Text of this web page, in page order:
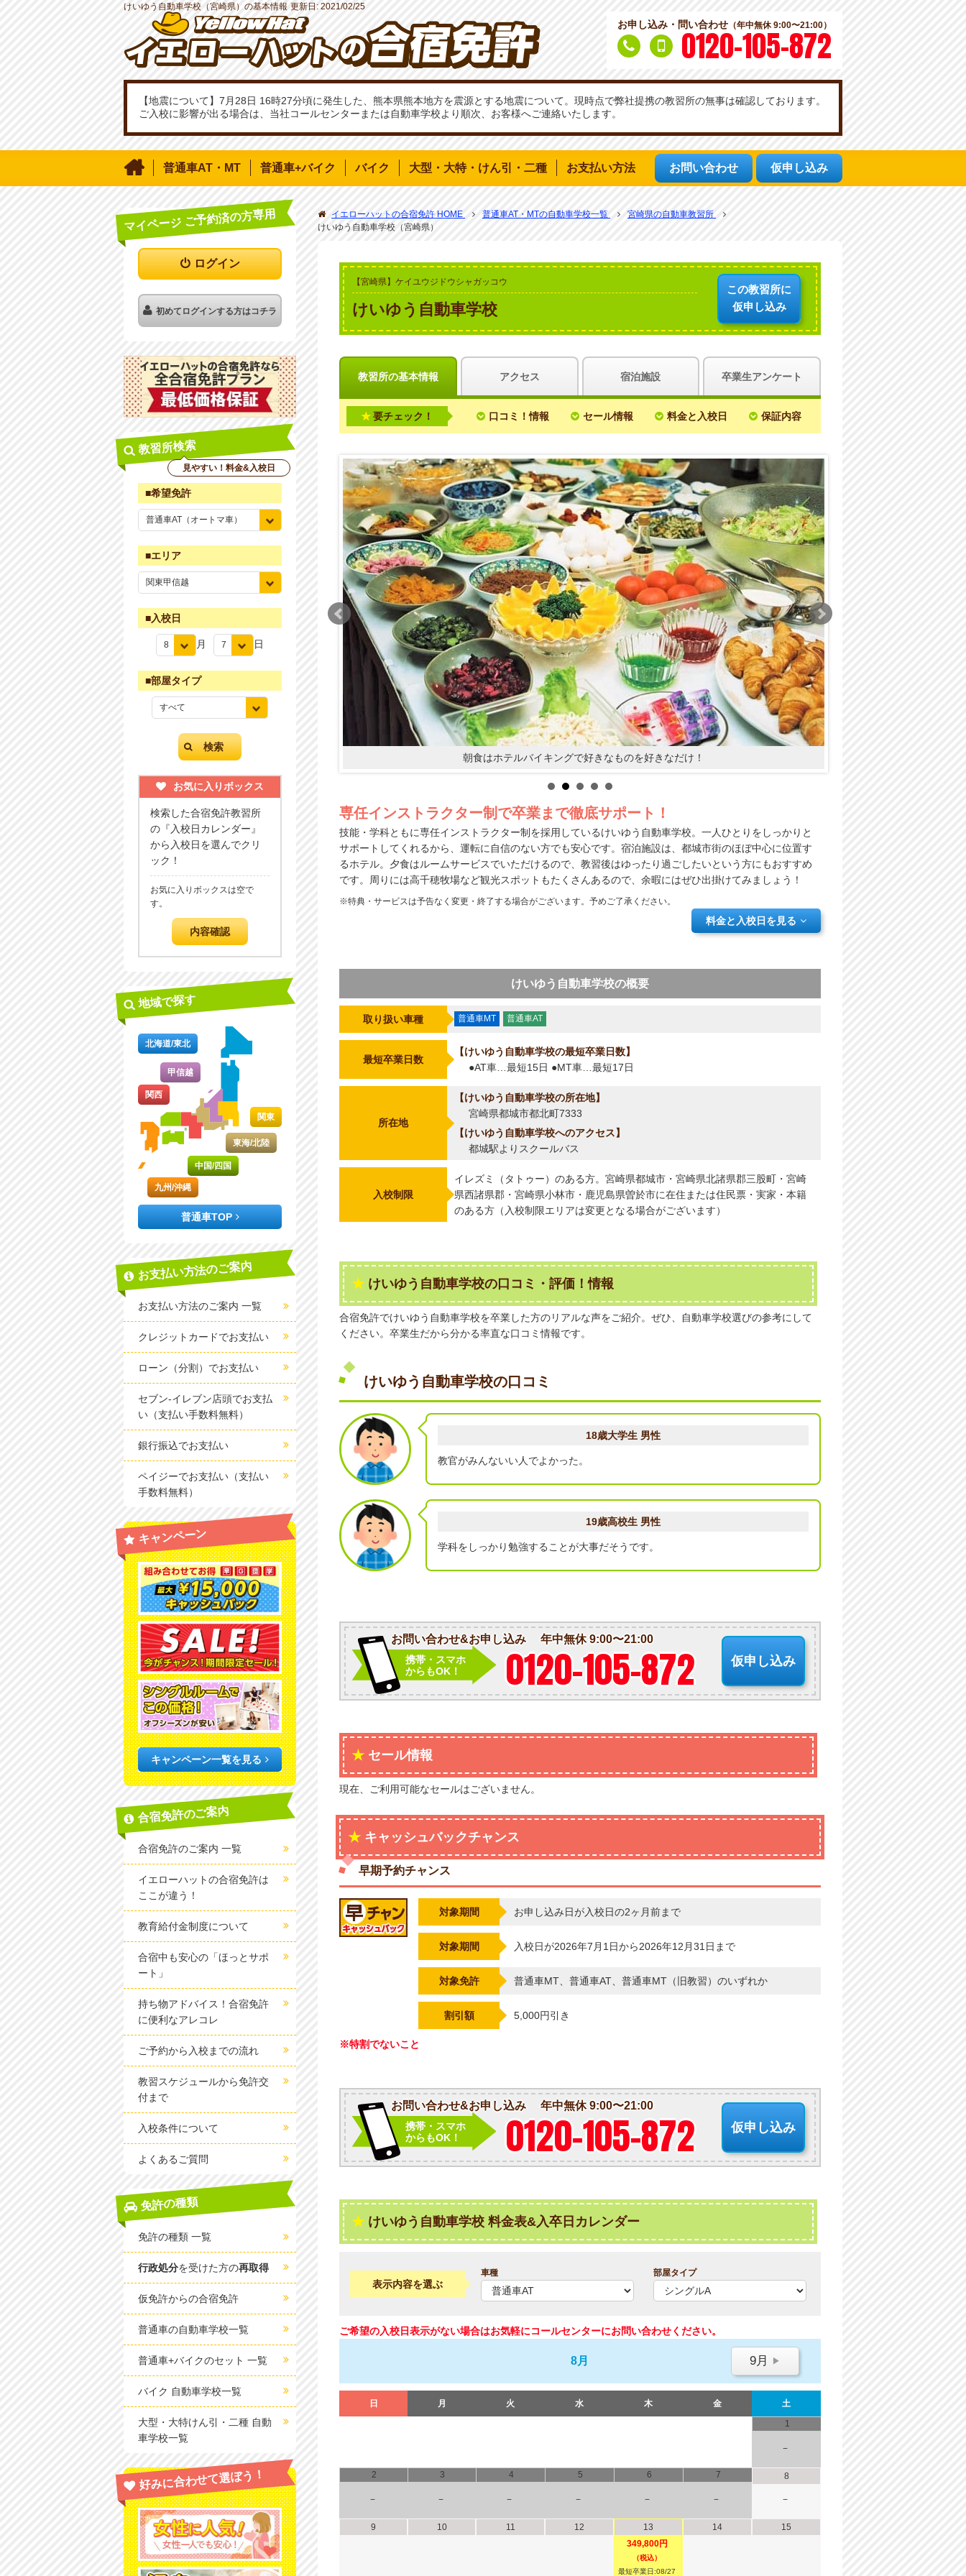
けいゆう自動車学校（宮崎県）の基本情報 更新日: 2021/02/25
お申し込み・問い合わせ （年中無休 9:00〜21:00）
0120-105-872
【地震について】7月28日 16時27分頃に発生した、熊本県熊本地方を震源とする地震について。現時点で弊社提携の教習所の無事は確認しております。
ご入校に影響が出る場合は、当社コールセンターまたは自動車学校より順次、お客様へご連絡いたします。
 普通車AT・MT 普通車+バイク バイク 大型・大特・けん引・二種 お支払い方法 お問い合わせ 仮申し込み
イエローハットの合宿免許 HOME 普通車AT・MTの自動車学校一覧
宮崎県の自動車教習所
けいゆう自動車学校（宮崎県）
【宮崎県】ケイユウジドウシャガッコウ
けいゆう自動車学校
この教習所に
仮申し込み
教習所の基本情報 アクセス 宿泊施設 卒業生アンケート
要チェック！ 口コミ！情報 セール情報 料金と入校日 保証内容
余暇にはぜひ都城の観光も楽しもう！ 朝食はホテルバイキングで好きなものを好きなだけ！
専任インストラクター制で卒業まで徹底サポート！
技能・学科ともに専任インストラクター制を採用しているけいゆう自動車学校。一人ひとりをしっかりと
サポートしてくれるから、運転に自信のない方でも安心です。宿泊施設は、都城市街のほぼ中心に位置す
るホテル。夕食はルームサービスでいただけるので、教習後はゆったり過ごしたいという方にもおすすめ
です。周りには高千穂牧場など観光スポットもたくさんあるので、余暇にはぜひ出掛けてみましょう！
※特典・サービスは予告なく変更・終了する場合がございます。予めご了承ください。
料金と入校日を見る
けいゆう自動車学校の概要
取り扱い車種 普通車MT 普通車AT
最短卒業日数
けいゆう自動車学校の最短卒業日数
●AT車…最短15日 ●MT車…最短17日
所在地
けいゆう自動車学校の所在地
宮崎県都城市都北町7333
けいゆう自動車学校へのアクセス
都城駅よりスクールバス
入校制限
イレズミ（タトゥー）のある方。宮崎県都城市・宮崎県北諸県郡三股町・宮崎
県西諸県郡・宮崎県小林市・鹿児島県曽於市に在住または住民票・実家・本籍
のある方（入校制限エリアは変更となる場合がございます）
けいゆう自動車学校の口コミ・評価！情報
合宿免許でけいゆう自動車学校を卒業した方のリアルな声をご紹介。ぜひ、自動車学校選びの参考にして
ください。卒業生だから分かる率直な口コミ情報です。
けいゆう自動車学校の口コミ
18歳大学生 男性
教官がみんないい人でよかった。
19歳高校生 男性
学科をしっかり勉強することが大事だそうです。
お問い合わせ&お申し込み 年中無休 9:00〜21:00
携帯・スマホ
からもOK！
0120-105-872 仮申し込み
セール情報
現在、ご利用可能なセールはございません。
キャッシュバックチャンス
早期予約チャンス
対象期間 お申し込み日が入校日の2ヶ月前まで
対象期間 入校日が2026年7月1日から2026年12月31日まで
対象免許 普通車MT、普通車AT、普通車MT（旧教習）のいずれか
割引額 5,000円引き
※特割でないこと
お問い合わせ&お申し込み 年中無休 9:00〜21:00
携帯・スマホ
からもOK！
0120-105-872 仮申し込み
けいゆう自動車学校 料金表&入卒日カレンダー
表示内容を選ぶ
車種 部屋タイプ
ご希望の入校日表示がない場合はお気軽にコールセンターにお問い合わせください。
8月 9月 ▶
日 月 火 水 木 金
土
1
−
2
−
3
−
4
−
5
−
6
−
7
−
8
−
9 10 11 12
13
349,800円
（税込）
最短卒業日:08/27
14 15
マイページ ご予約済の方専用
ログイン
初めてログインする方はコチラ
教習所検索
見やすい！料金&入校日
■希望免許
■エリア
■入校日
月 日
■部屋タイプ
お気に入りボックス
検索した合宿免許教習所
の『入校日カレンダー』
から入校日を選んでクリ
ック！
お気に入りボックスは空で
す。
地域で探す
北海道/東北
甲信越
関東
東海/北陸
関西
中国/四国
九州/沖縄
普通車TOP
お支払い方法のご案内
お支払い方法のご案内 一覧
クレジットカードでお支払い
ローン（分割）でお支払い
セブン-イレブン店頭でお支払
い（支払い手数料無料）
銀行振込でお支払い
ペイジーでお支払い（支払い
手数料無料）
キャンペーン
キャンペーン一覧を見る
合宿免許のご案内
合宿免許のご案内 一覧
イエローハットの合宿免許は
ここが違う！
教育給付金制度について
合宿中も安心の「ほっとサポ
ート」
持ち物アドバイス！合宿免許
に便利なアレコレ
ご予約から入校までの流れ
教習スケジュールから免許交
付まで
入校条件について
よくあるご質問
免許の種類
免許の種類 一覧
行政処分を受けた方の再取得
仮免許からの合宿免許
普通車の自動車学校一覧
普通車+バイクのセット 一覧
バイク 自動車学校一覧
大型・大特けん引・二種 自動
車学校一覧
好みに合わせて選ぼう！